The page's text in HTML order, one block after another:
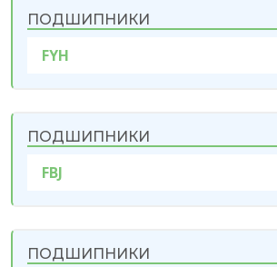
ПОДШИПНИКИ
FYH
ПОДШИПНИКИ
FBJ
ПОДШИПНИКИ